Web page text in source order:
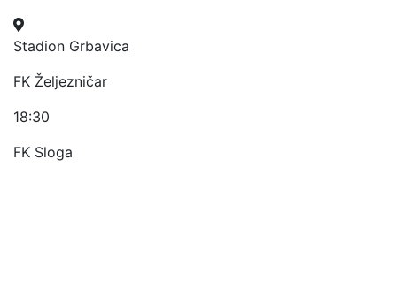
Stadion Grbavica
FK Željezničar
18:30
FK Sloga